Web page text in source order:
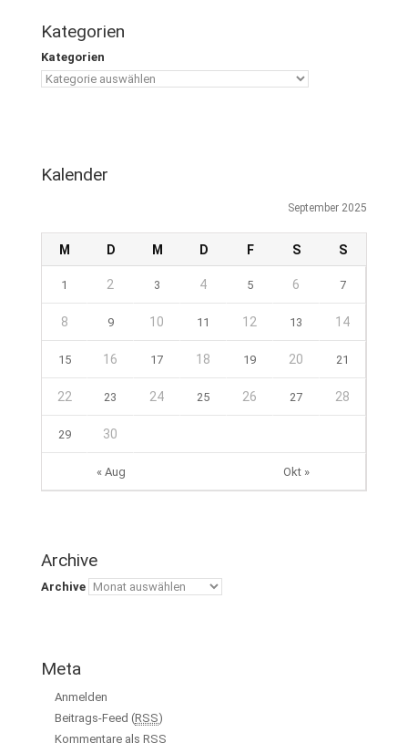
Kategorien
Kategorien
Kalender
September 2025
M D M D F S S
« Aug Okt »
1 2 3 4 5 6 7
8 9 10 11 12 13 14
15 16 17 18 19 20 21
22 23 24 25 26 27 28
29 30
Archive
Archive
Meta
Anmelden
Beitrags-Feed (RSS)
Kommentare als RSS